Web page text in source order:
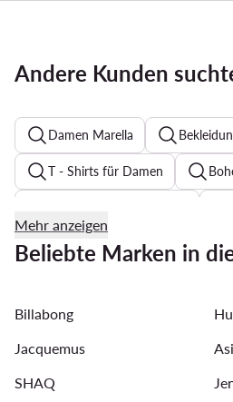
Andere Kunden
Damen Marella
T - Shirts für Damen
Reebok Classic Damen
Guess Schuhe Damen
Mehr anzeigen
Beliebte Marken in
Billabong
Jacquemus
SHAQ